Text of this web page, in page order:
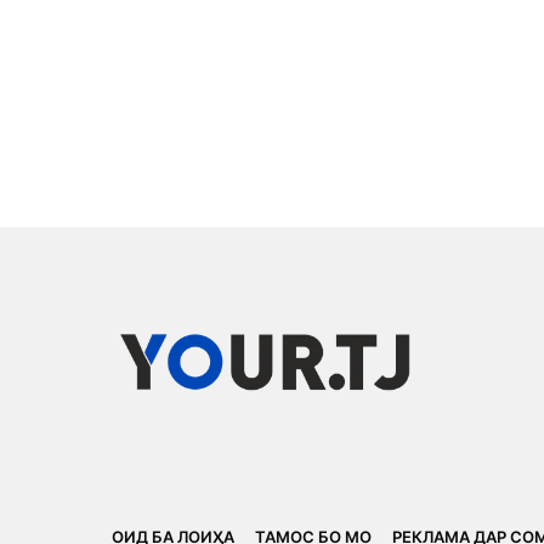
ОИД БА ЛОИҲА ТАМОС БО МО РЕКЛАМА ДАР